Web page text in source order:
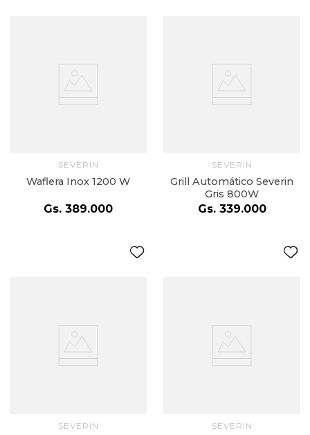
SEVERIN
Waflera Inox 1200 W
Gs. 389.000
SEVERIN
Grill Automático Severin
Gris 800W
Gs. 339.000
SEVERIN SEVERIN